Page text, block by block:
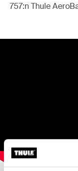
757:n Thule